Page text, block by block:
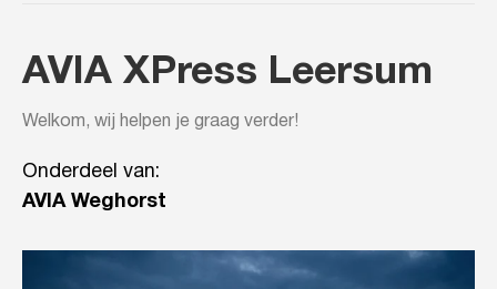
AVIA XPress Leersum
Welkom, wij helpen je graag verder!
Onderdeel van:
AVIA Weghorst